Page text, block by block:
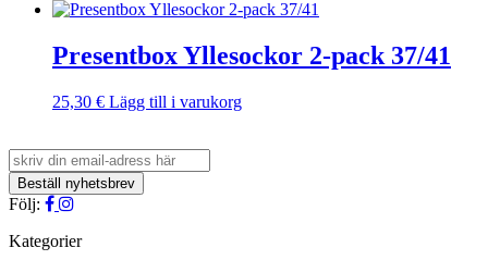
Presentbox Yllesockor 2-pack 37/41
25,30 € Lägg till i varukorg
Följ:
Kategorier